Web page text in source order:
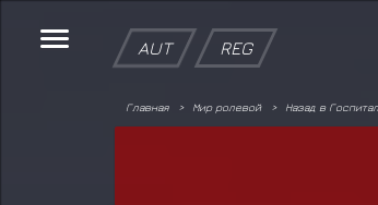
AUT REG
Главная Мир ролевой Назад в